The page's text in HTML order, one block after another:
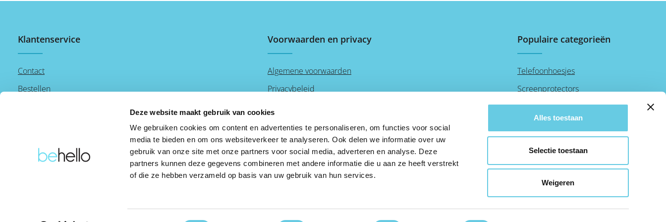
Deze website maakt gebruik van cookies
We gebruiken cookies om content en advertenties te personaliseren, om functies voor social
media te bieden en om ons websiteverkeer te analyseren. Ook delen we informatie over uw
gebruik van onze site met onze partners voor social media, adverteren en analyse. Deze
partners kunnen deze gegevens combineren met andere informatie die u aan ze heeft verstrekt
of die ze hebben verzameld op basis van uw gebruik van hun services.
Alles toestaan
Selectie toestaan
Weigeren
nu navigatie gebruikt of handsfree
Draadloos opladen met MagSafe-
voor stabiele bevestiging Compact en
zonder kabels*Voedingsadapter niet
Houdt je telefoon stevig vast voor
stevig op zijn plek tijdens gebruik.
*Voedingsadapter niet inbegrepen.
Klantenservice
Contact
Bestellen
Voorwaarden en privacy
Algemene voorwaarden
Privacybeleid
Cookies
Populaire categorieën
Telefoonhoesjes
Screenprotectors
Audio